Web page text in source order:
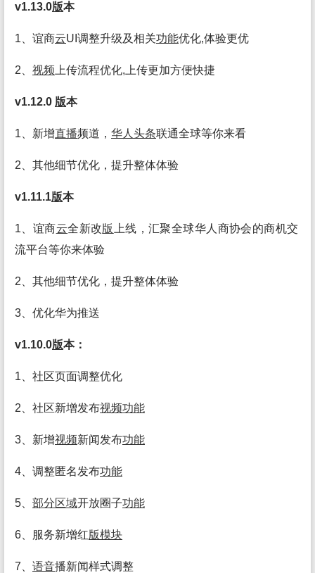
v1.13.0版本
1、谊商云UI调整升级及相关功能优化,体验更优
2、 视频 上传流程优化,上传更加方便快捷
v1.12.0 版本
1、新增直播频道， 华人头条联通全球等你来看
2、其他细节优化，提升整体体验
v1.11.1版本
1、谊商云全新改版
上线，汇聚全球华人商协会的商机交
流平台等你来体验
2、其他细节优化，提升整体体验
3、优化华为推送
v1.10.0版本：
1、社区页面调整优化
2、社区新增发布视频功能
3、新增视频新闻发布功能
4、调整匿名发布功能
5、 部分区域开放圈子功能
6、服务新增红版模块
7、 语音播新闻样式调整